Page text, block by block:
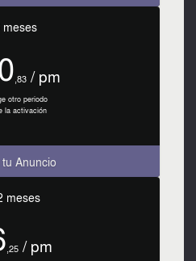
meses
,83 / pm
otro periodo
la activación
Anuncio
meses
,25/ pm